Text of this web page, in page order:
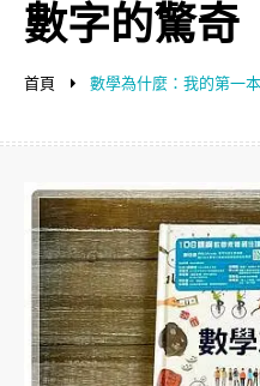
首頁 數學為什麼：我的第一
數字的驚奇